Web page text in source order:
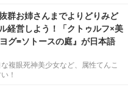
群お姉さんまでよりどりみど
経営しよう！「クトゥルフ×美
グ=ソトースの庭』が日本語
複眼死神美少女など、属性てんこ
！